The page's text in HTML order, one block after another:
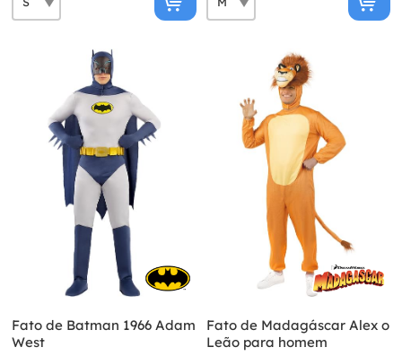
Fato de Batman 1966 Adam
West
Fato de Madagáscar Alex o
Leão para homem